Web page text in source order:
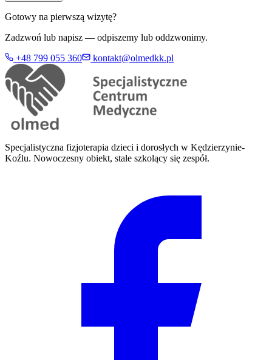
Gotowy na pierwszą wizytę?
Zadzwoń lub napisz — odpiszemy lub oddzwonimy.
+48 799 055 360
kontakt@olmedkk.pl
Specjalistyczna fizjoterapia dzieci i dorosłych w Kędzierzynie-
Koźlu. Nowoczesny obiekt, stale szkolący się zespół.